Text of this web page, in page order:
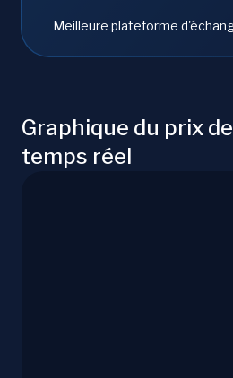
Meilleure plateforme
Graphique du prix
temps réel